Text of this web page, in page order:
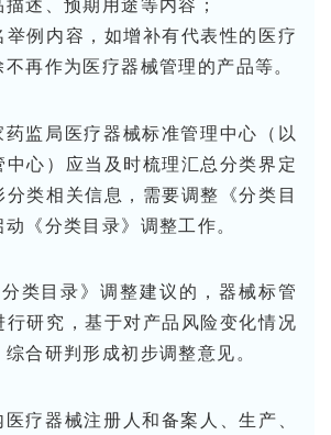
描述、预期用途等内容；
举例内容，如增补有代表性的医疗
再作为医疗器械管理的产品等。
药监局医疗器械标准管理中心（以
中心）应当及时梳理汇总分类界定
类相关信息，需要调整《分类目
《分类目录》调整工作。
类目录》调整建议的，器械标管
行研究，基于对产品风险变化情况
合研判形成初步调整意见。
医疗器械注册人和备案人、生产、